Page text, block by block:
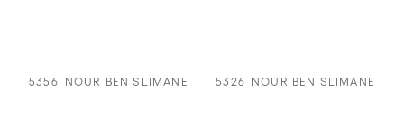
5356 NOUR BEN SLIMANE 5326 NOUR BEN SLIMANE